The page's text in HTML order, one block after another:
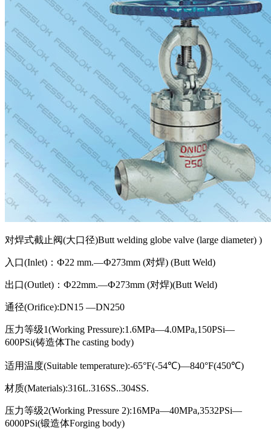
对焊式截止阀(大口径)Butt welding globe valve (large diameter) )
入口(Inlet)：Ф22 mm.—Ф273mm (对焊) (Butt Weld)
出口(Outlet)：Ф22mm.—Ф273mm (对焊)(Butt Weld)
通径(Orifice):DN15 —DN250
压力等级1(Working Pressure):1.6MPa—4.0MPa,150PSi—
600PSi(铸造体The casting body)
适用温度(Suitable temperature):-65°F(-54℃)—840°F(450℃)
材质(Materials):316L.316SS..304SS.
压力等级2(Working Pressure 2):16MPa—40MPa,3532PSi—
6000PSi(锻造体Forging body)